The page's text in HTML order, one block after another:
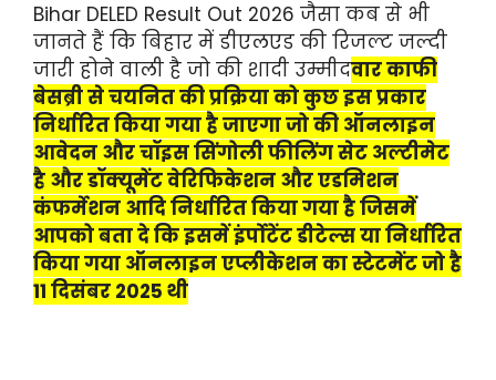
Bihar DELED Result Out 2026 जैसा कब से भी
जानते हैं कि बिहार में डीएलएड की रिजल्ट जल्दी
जारी होने वाली है जो की शादी उम्मीदवार काफी
बेसब्री से चयनित की प्रक्रिया को कुछ इस प्रकार
निर्धारित किया गया है जाएगा जो की ऑनलाइन
आवेदन और चॉइस सिंगोली फीलिंग सेट अल्टीमेट
है और डॉक्यूमेंट वेरिफिकेशन और एडमिशन
कंफर्मेशन आदि निर्धारित किया गया है जिसमें
आपको बता दे कि इसमें इंर्पोटेंट डीटेल्स या निर्धारित
किया गया ऑनलाइन एप्लीकेशन का स्टेटमेंट जो है
11 दिसंबर 2025 थी